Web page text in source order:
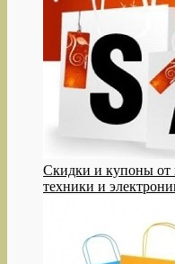
Cкидки и купоны от
техники и